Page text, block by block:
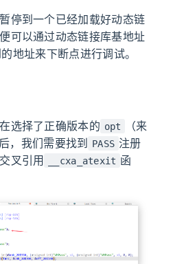
停到一个已经加载好动态链
可以通过动态链接库基地址
地址来下断点进行调试。
选择了正确版本的 opt
（来
后，我们需要找到 PASS 注册
叉引用
__cxa_atexit 函